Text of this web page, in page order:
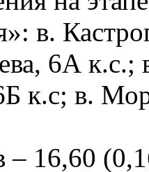
в.
6А к.с.;
к.с; в.
– 16,60